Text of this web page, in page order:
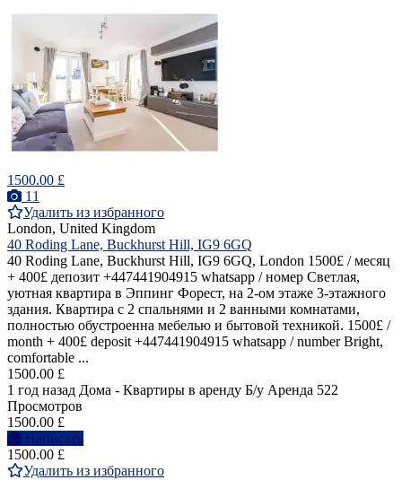
1500.00 £
11
Удалить из избранного
London, United Kingdom
40 Roding Lane, Buckhurst Hill, IG9 6GQ
40 Roding Lane, Buckhurst Hill, IG9 6GQ, London 1500£ / месяц
+ 400£ депозит +447441904915 whatsapp / номер Светлая,
уютная квартира в Эппинг Форест, на 2-ом этаже 3-этажного
здания. Квартира с 2 спальнями и 2 ванными комнатами,
полностью обустроенна мебелью и бытовой техникой. 1500£ /
month + 400£ deposit +447441904915 whatsapp / number Bright,
comfortable ...
1500.00 £
1 год назад Дома - Квартиры в аренду Б/у Аренда 522
Просмотров
1500.00 £
Написать
1500.00 £
Удалить из избранного